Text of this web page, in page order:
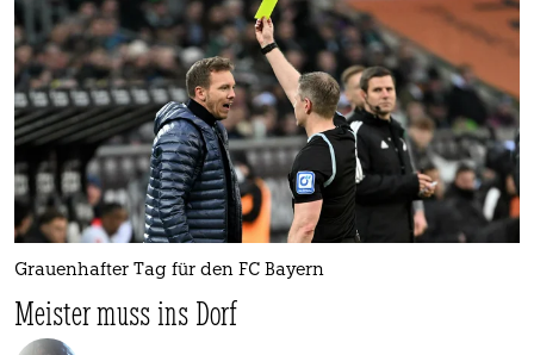
Grauenhafter Tag für den FC Bayern
Meister muss ins Dorf